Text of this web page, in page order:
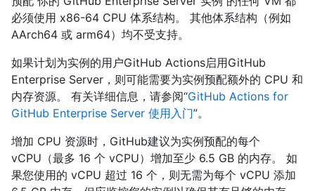
必须使用 x86-64 CPU 体系结构。 其他体系结构（例如
AArch64 或 arm64）均不受支持。
如果计划为实例的用户GitHub Actions启用GitHub
Enterprise Server，则可能需要为实例预配额外的 CPU 和
内存资源。 有关详细信息，请参阅“GitHub Actions for
GitHub Enterprise Server 使用入门”。
增加 CPU 资源时，GitHub建议为实例预配的每个
vCPU（最多 16 个 vCPU）增加至少 6.5 GB 的内存。 如
果您使用的 vCPU 超过 16 个，则无需为每个 vCPU 添加